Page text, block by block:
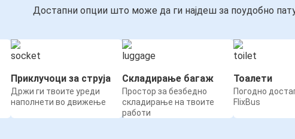
Достапни опции што може да ги најдеш за поудобно
Приклучоци за струја
Држи ги твоите уреди
наполнети во движење
Складирање багаж
Простор за безбедно
складирање на твоите
работи
Тоалети
Погодно
FlixBus